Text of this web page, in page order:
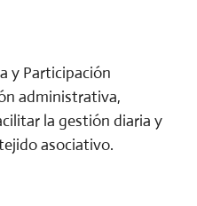
y Participación
administrativa,
la gestión diaria y
asociativo.